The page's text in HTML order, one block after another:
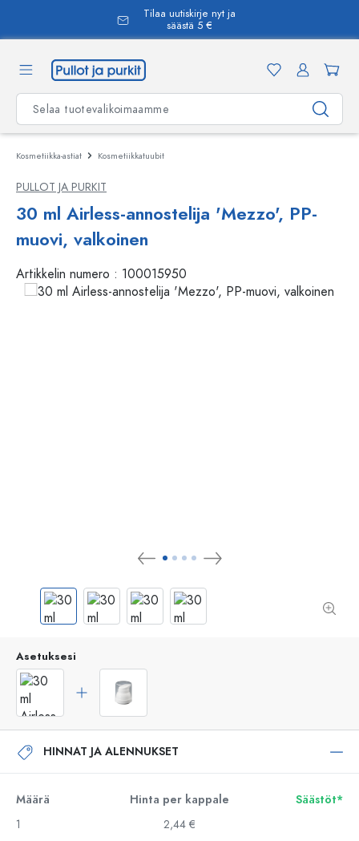
Tilaa uutiskirje nyt ja
säästä 5 €
Kosmetiikka-astiat Kosmetiikkatuubit
PULLOT JA PURKIT
30 ml Airless-annostelija 'Mezzo', PP-
muovi, valkoinen
Artikkelin numero : 100015950
Asetuksesi
HINNAT JA ALENNUKSET
Määrä Hinta per kappale
Säästöt*
1
2,44 €